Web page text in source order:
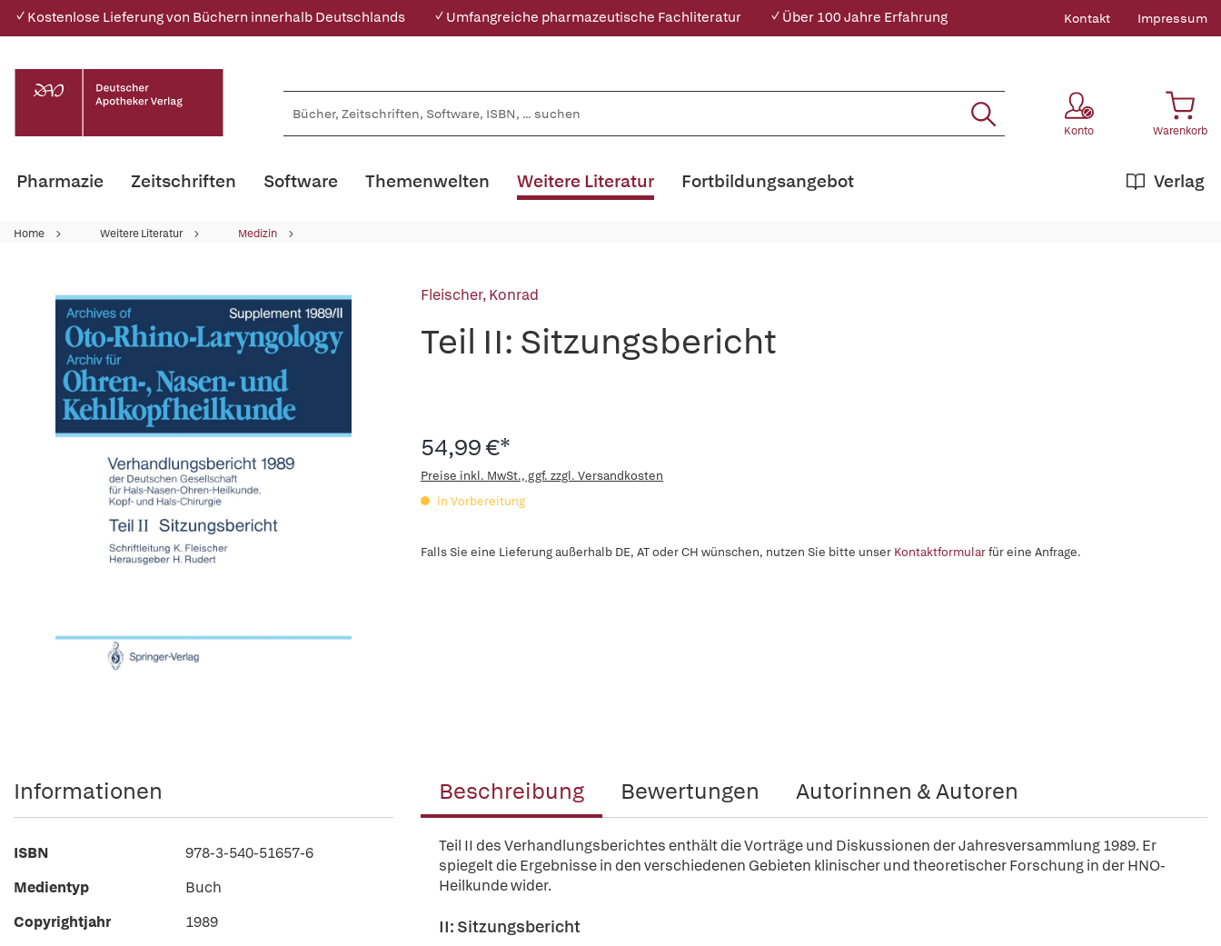
✓ Kostenlose Lieferung von Büchern innerhalb Deutschlands ✓ Umfangreiche pharmazeutische Fachliteratur ✓ Über 100 Jahre Erfahrung Kontakt Impressum
Konto Warenkorb
Pharmazie Zeitschriften Software Themenwelten Weitere Literatur Verlag
Fortbildungsangebot
Home Weitere Literatur Medizin
Fleischer, Konrad
Teil II: Sitzungsbericht
54,99 €*
Preise inkl. MwSt., ggf. zzgl. Versandkosten
in Vorbereitung
Falls Sie eine Lieferung außerhalb DE, AT oder CH wünschen, nutzen Sie bitte unser Kontaktformularfür eine Anfrage.
Beschreibung Bewertungen Autorinnen & Autoren
Teil II des Verhandlungsberichtes enthält die Vorträge und Diskussionen der Jahresversammlung 1989. Er
spiegelt die Ergebnisse in den verschiedenen Gebieten klinischer und theoretischer Forschung in der HNO-
Heilkunde wider.
II: Sitzungsbericht
Informationen
ISBN
978-3-540-51657-6
Medientyp
Buch
Copyrightjahr
1989